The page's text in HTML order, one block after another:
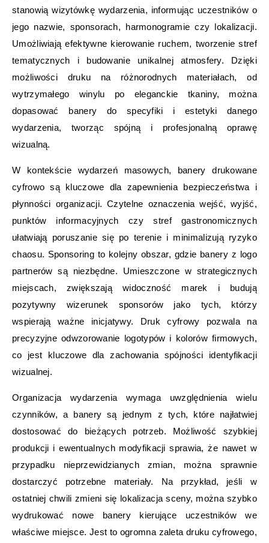
stanowią wizytówkę wydarzenia, informując uczestników o
jego nazwie, sponsorach, harmonogramie czy lokalizacji.
Umożliwiają efektywne kierowanie ruchem, tworzenie stref
tematycznych i budowanie unikalnej atmosfery. Dzięki
możliwości druku na różnorodnych materiałach, od
wytrzymałego winylu po eleganckie tkaniny, można
dopasować banery do specyfiki i estetyki danego
wydarzenia, tworząc spójną i profesjonalną oprawę
wizualną.
W kontekście wydarzeń masowych, banery drukowane
cyfrowo są kluczowe dla zapewnienia bezpieczeństwa i
płynności organizacji. Czytelne oznaczenia wejść, wyjść,
punktów informacyjnych czy stref gastronomicznych
ułatwiają poruszanie się po terenie i minimalizują ryzyko
chaosu. Sponsoring to kolejny obszar, gdzie banery z logo
partnerów są niezbędne. Umieszczone w strategicznych
miejscach, zwiększają widoczność marek i budują
pozytywny wizerunek sponsorów jako tych, którzy
wspierają ważne inicjatywy. Druk cyfrowy pozwala na
precyzyjne odwzorowanie logotypów i kolorów firmowych,
co jest kluczowe dla zachowania spójności identyfikacji
wizualnej.
Organizacja wydarzenia wymaga uwzględnienia wielu
czynników, a banery są jednym z tych, które najłatwiej
dostosować do bieżących potrzeb. Możliwość szybkiej
produkcji i ewentualnych modyfikacji sprawia, że nawet w
przypadku nieprzewidzianych zmian, można sprawnie
dostarczyć potrzebne materiały. Na przykład, jeśli w
ostatniej chwili zmieni się lokalizacja sceny, można szybko
wydrukować nowe banery kierujące uczestników we
właściwe miejsce. Jest to ogromna zaleta druku cyfrowego,